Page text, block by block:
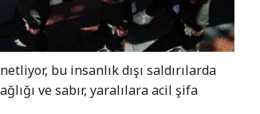
bu insanlık dışı saldırılarda
ve sabır, yaralılara acil şifa